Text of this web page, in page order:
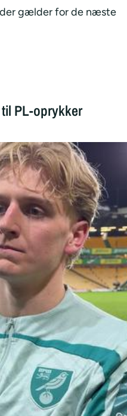
der gælder for de næste
PL-oprykker